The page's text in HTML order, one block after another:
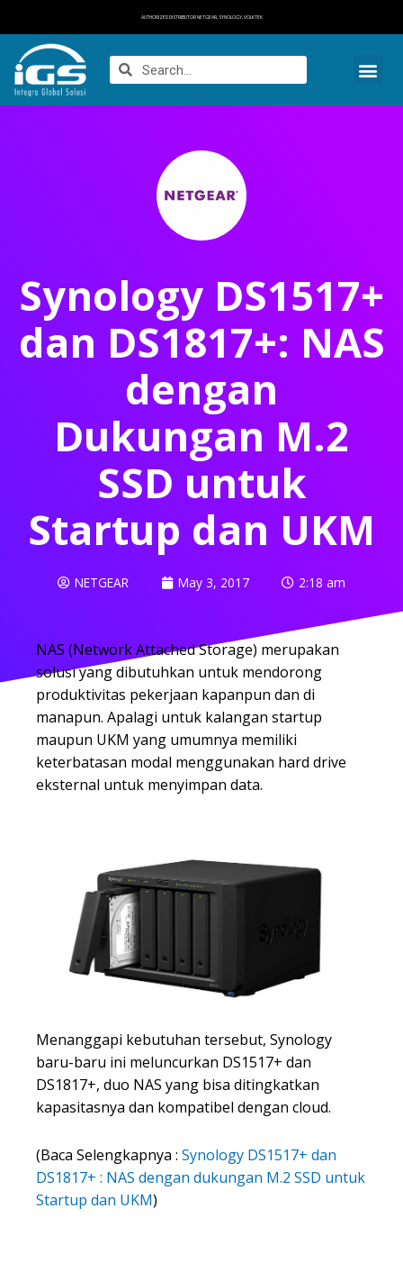
AUTHORIZED DISTRIBUTOR NETGEAR, SYNOLOGY, VOLKTEK
Synology DS1517+
dan DS1817+: NAS
dengan
Dukungan M.2
SSD untuk
Startup dan UKM
NETGEAR May 3, 2017 2:18 am
NAS (Network Attached Storage) merupakan
solusi yang dibutuhkan untuk mendorong
produktivitas pekerjaan kapanpun dan di
manapun. Apalagi untuk kalangan startup
maupun UKM yang umumnya memiliki
keterbatasan modal menggunakan hard drive
eksternal untuk menyimpan data.
Menanggapi kebutuhan tersebut, Synology
baru-baru ini meluncurkan DS1517+ dan
DS1817+, duo NAS yang bisa ditingkatkan
kapasitasnya dan kompatibel dengan cloud.
(Baca Selengkapnya : Synology DS1517+ dan
DS1817+ : NAS dengan dukungan M.2 SSD untuk
Startup dan UKM)